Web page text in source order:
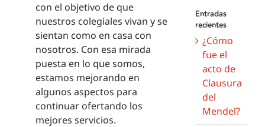
con el objetivo de que
nuestros colegiales vivan y se
sientan como en casa con
nosotros. Con esa mirada
puesta en lo que somos,
estamos mejorando en
algunos aspectos para
continuar ofertando los
mejores servicios.
Entradas
recientes
¿Cómo
fue el
acto de
Clausura
del
Mendel?